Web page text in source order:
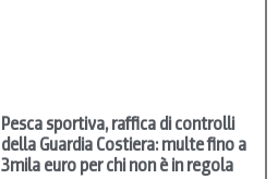
Pesca sportiva, raffica di controlli
della Guardia Costiera: multe fino a
3mila euro per chi non è in regola